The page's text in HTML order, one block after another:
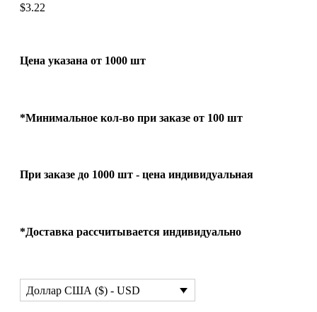
$3.22
Цена указана от 1000 шт
*Минимальное кол-во при заказе от 100 шт
При заказе до 1000 шт - цена индивидуальная
*Доставка рассчитывается индивидуально
Доллар США ($) - USD